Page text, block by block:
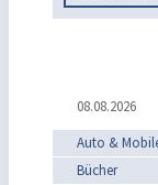
08.08.2026
Auto &
Bücher